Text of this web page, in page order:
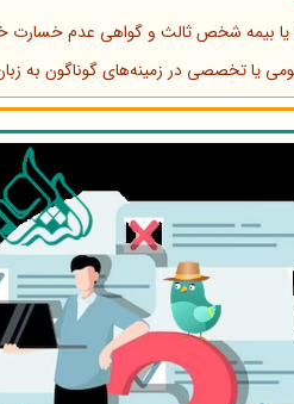
یا بیمه شخص ثالث و گواهی عدم خسارت
یا تخصصی در زمینه‌های گوناگون به